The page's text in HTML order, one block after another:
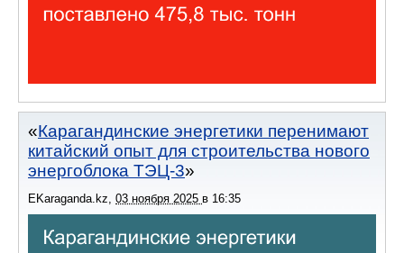
Карагандинские энергетики перенимают
китайский опыт для строительства нового
энергоблока ТЭЦ-3
EKaraganda.kz, 03 ноября 2025 в 16:35